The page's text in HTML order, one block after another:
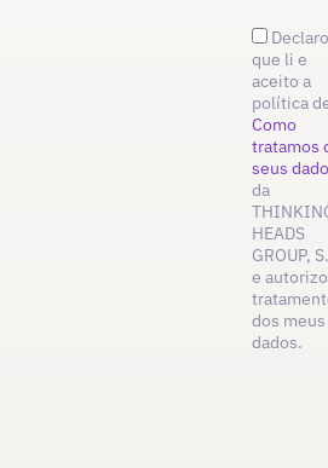
Declaro
que li e
aceito a
política
Como
tratamos
seus
da
HEADS
GROUP,
e
dos meus
dados.